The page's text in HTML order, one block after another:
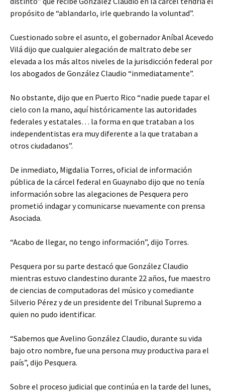
propósito de “ablandarlo, irle quebrando la voluntad”.
Cuestionado sobre el asunto, el gobernador Aníbal Acevedo
Vilá dijo que cualquier alegación de maltrato debe ser
elevada a los más altos niveles de la jurisdicción federal por
los abogados de González Claudio “inmediatamente”.
No obstante, dijo que en Puerto Rico “nadie puede tapar el
cielo con la mano, aquí históricamente las autoridades
federales y estatales… la forma en que trataban a los
independentistas era muy diferente a la que trataban a
otros ciudadanos”.
De inmediato, Migdalia Torres, oficial de información
pública de la cárcel federal en Guaynabo dijo que no tenía
información sobre las alegaciones de Pesquera pero
prometió indagar y comunicarse nuevamente con prensa
Asociada.
“Acabo de llegar, no tengo información”, dijo Torres.
Pesquera por su parte destacó que González Claudio
mientras estuvo clandestino durante 22 años, fue maestro
de ciencias de computadoras del músico y comediante
Silverio Pérez y de un presidente del Tribunal Supremo a
quien no pudo identificar.
“Sabemos que Avelino González Claudio, durante su vida
bajo otro nombre, fue una persona muy productiva para el
país”, dijo Pesquera.
Sobre el proceso judicial que continúa en la tarde del lunes,